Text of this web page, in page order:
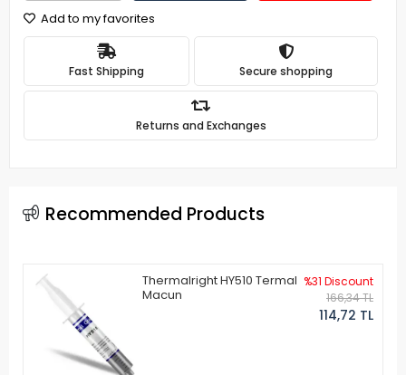
Add to my favorites
Fast Shipping Secure shopping
Returns and Exchanges
Recommended Products
Thermalright HY510 Termal
Macun
%31 Discount
166,34 TL
114,72 TL